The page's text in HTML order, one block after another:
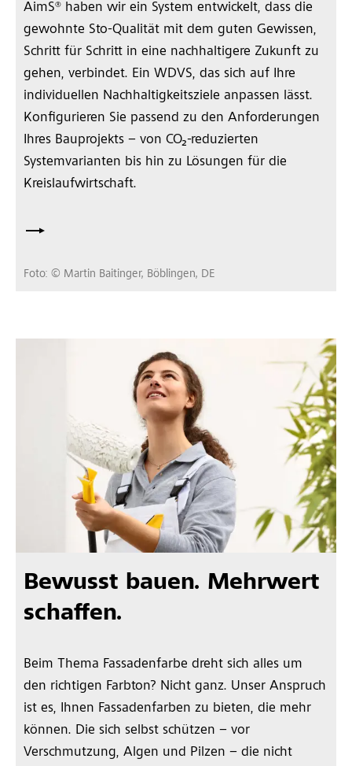
AimS® haben wir ein System entwickelt, dass die
gewohnte Sto-Qualität mit dem guten Gewissen,
Schritt für Schritt in eine nachhaltigere Zukunft zu
gehen, verbindet. Ein WDVS, das sich auf Ihre
individuellen Nachhaltigkeitsziele anpassen lässt.
Konfigurieren Sie passend zu den Anforderungen
Ihres Bauprojekts – von CO₂-reduzierten
Systemvarianten bis hin zu Lösungen für die
Kreislaufwirtschaft.
Foto: © Martin Baitinger, Böblingen, DE
Bewusst bauen. Mehrwert
schaffen.
Beim Thema Fassadenfarbe dreht sich alles um
den richtigen Farbton? Nicht ganz. Unser Anspruch
ist es, Ihnen Fassadenfarben zu bieten, die mehr
können. Die sich selbst schützen – vor
Verschmutzung, Algen und Pilzen – die nicht